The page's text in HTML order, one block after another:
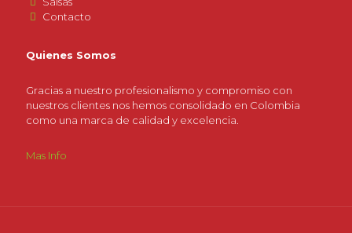
Contacto
Quienes Somos
Gracias a nuestro profesionalismo y compromiso con
nuestros clientes nos hemos consolidado en Colombia
como una marca de calidad y excelencia.
Mas Info